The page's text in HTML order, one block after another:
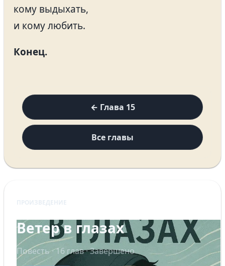
кому выдыхать,
и кому любить.
Конец.
← Глава 15
Все главы
Ветер в глазах
Повесть · 16 глав · Завершено